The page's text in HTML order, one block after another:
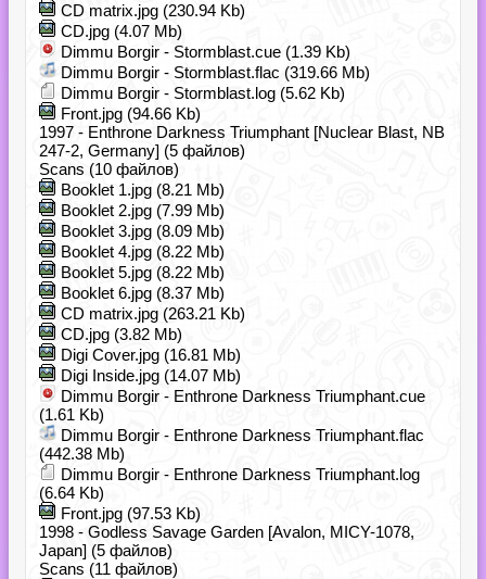
CD matrix.jpg (230.94 Kb)
CD.jpg (4.07 Mb)
Dimmu Borgir - Stormblast.cue (1.39 Kb)
Dimmu Borgir - Stormblast.flac (319.66 Mb)
Dimmu Borgir - Stormblast.log (5.62 Kb)
Front.jpg (94.66 Kb)
1997 - Enthrone Darkness Triumphant [Nuclear Blast, NB
247-2, Germany] (5 файлов)
Scans (10 файлов)
Booklet 1.jpg (8.21 Mb)
Booklet 2.jpg (7.99 Mb)
Booklet 3.jpg (8.09 Mb)
Booklet 4.jpg (8.22 Mb)
Booklet 5.jpg (8.22 Mb)
Booklet 6.jpg (8.37 Mb)
CD matrix.jpg (263.21 Kb)
CD.jpg (3.82 Mb)
Digi Cover.jpg (16.81 Mb)
Digi Inside.jpg (14.07 Mb)
Dimmu Borgir - Enthrone Darkness Triumphant.cue
(1.61 Kb)
Dimmu Borgir - Enthrone Darkness Triumphant.flac
(442.38 Mb)
Dimmu Borgir - Enthrone Darkness Triumphant.log
(6.64 Kb)
Front.jpg (97.53 Kb)
1998 - Godless Savage Garden [Avalon, MICY-1078,
Japan] (5 файлов)
Scans (11 файлов)